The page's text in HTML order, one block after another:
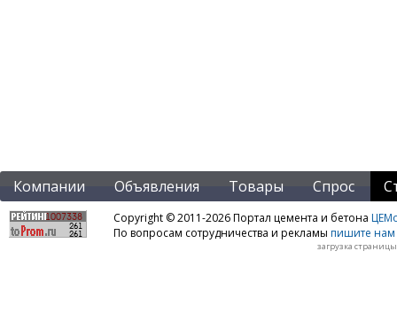
Компании Объявления Товары Спрос
Copyright © 2011-2026 Портал цемента и бетона
По вопросам сотрудничества и рекламы пишите нам
загрузка